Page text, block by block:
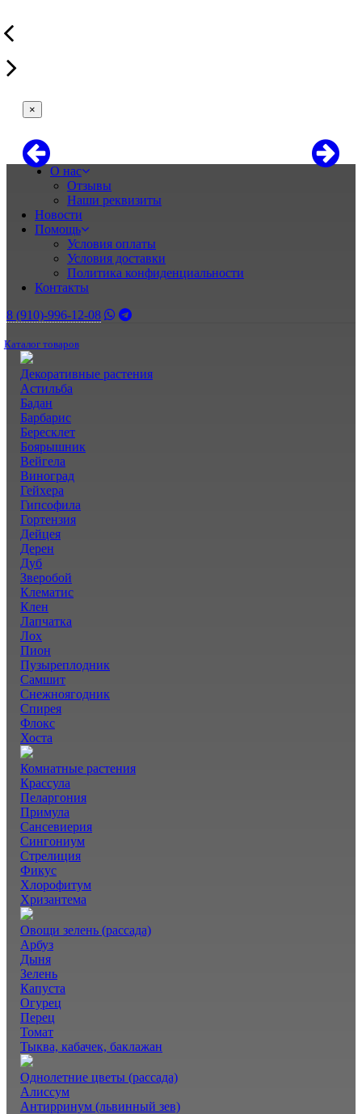
×
О нас
Отзывы
Наши реквизиты
Новости
Помощь
Условия оплаты
Условия доставки
Политика конфиденциальности
Контакты
8 (910)-996-12-08
Каталог товаров
Декоративные растения
Астильба
Бадан
Барбарис
Бересклет
Боярышник
Вейгела
Виноград
Гейхера
Гипсофила
Гортензия
Дейцея
Дерен
Дуб
Зверобой
Клематис
Клен
Лапчатка
Лох
Пион
Пузыреплодник
Самшит
Снежноягодник
Спирея
Флокс
Хоста
Комнатные растения
Крассула
Пеларгония
Примула
Сансевиерия
Сингониум
Стрелиция
Фикус
Хлорофитум
Хризантема
Овощи зелень (рассада)
Арбуз
Дыня
Зелень
Капуста
Огурец
Перец
Томат
Тыква, кабачек, баклажан
Однолетние цветы (рассада)
Алиссум
Антирринум (львинный зев)